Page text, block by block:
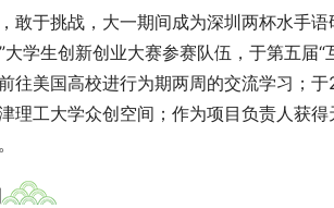
敢于挑战，大一期间成为深圳两杯水手
大学生创新创业大赛参赛队伍，于第五
往美国高校进行为期两周的交流学习；
理工大学众创空间；作为项目负责人获